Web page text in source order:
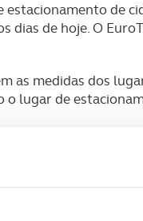
de
dias de hoje. O
as medidas dos
o lugar de
m para parques
comercial
junto ao
melo, a largura